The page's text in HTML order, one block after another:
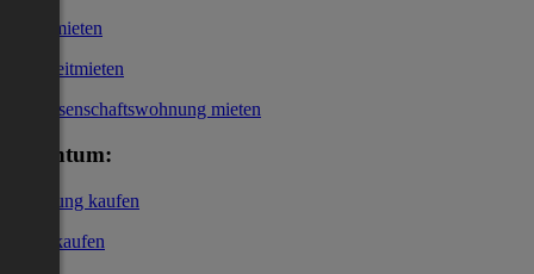
Büro mieten
Kurzzeitmieten
Genossenschaftswohnung mieten
Eigentum:
Wohnung kaufen
Haus kaufen